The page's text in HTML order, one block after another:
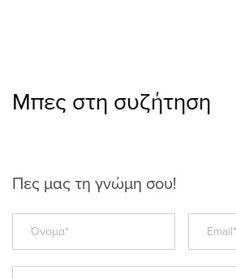
Μπες στη συζήτηση
Πες μας τη γνώμη σου!